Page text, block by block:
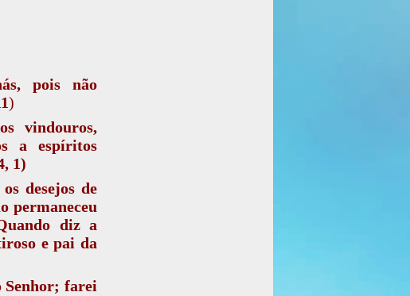
pois não
)
vindouros,
a espíritos
1)
desejos de
permaneceu
diz a
e pai da
Senhor; farei